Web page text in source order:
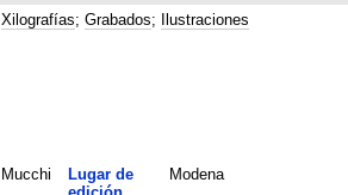
Xilografías; Grabados; Ilustraciones
Mucchi
Lugar de
Modena